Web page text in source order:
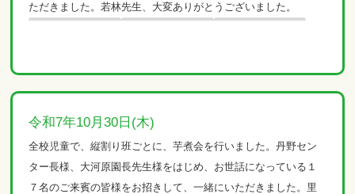
ただきました。若林先生、大変ありがとうございました。
令和7年10月30日(木)
全校児童で、縦割り班ごとに、芋煮会を行いました。丹野セン
ター長様、大河原園長先生様をはじめ、お世話になっている１
７名のご来賓の皆様をお招きして、一緒にいただきました。里